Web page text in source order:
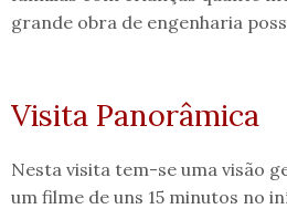
grande obra de engenharia
Visita Panorâmica
Nesta visita tem-se uma visão
um filme de uns 15 minutos no